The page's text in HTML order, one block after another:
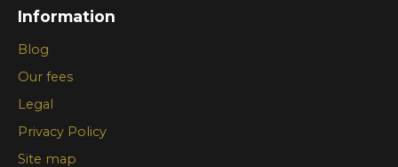
Information
Blog
Our fees
Legal
Privacy Policy
Site map